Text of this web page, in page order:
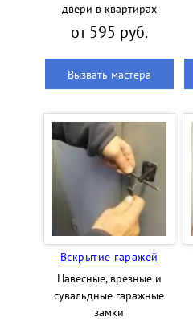
двери в квартирах
от 595 руб.
Вызвать мастера
Вскрытие гаражей
Навесные, врезные и
сувальдные гаражные
замки